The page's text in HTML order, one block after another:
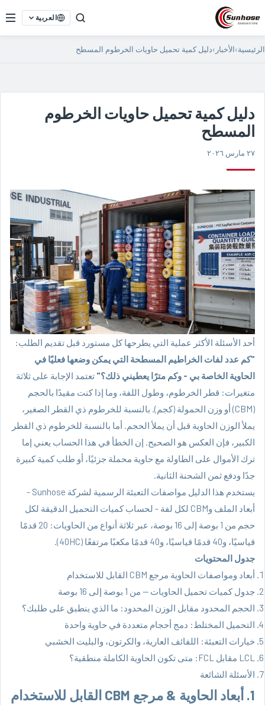
العربية
الرئيسية›الأخبار ›دليل كمية تحميل حاويات الخرطوم المسطح
دليل كمية تحميل حاويات الخرطوم
المسطح
٢٧ مارس ٢٠٢٦
أحد الأسئلة الأكثر عملية التي يطرحها كل مستورد قبل تقديم الطلب:
"كم عدد لفات الخراطيم المسطحة التي يمكن وضعها فعليًا في
الحاوية الخاصة بي - وكم مترًا يعطيني ذلك؟" تعتمد الإجابة على ثلاثة
متغيرات: قطر الخرطوم، وطول اللفة، وما إذا كنت مقيدًا بالحجم
(CBM) أو وزن الحمولة (كجم). بالنسبة للخرطوم ذي القطر الصغير،
يملأ الوزن الحاوية قبل أن يملأ الحجم. أما بالنسبة للخرطوم ذي القطر
الكبير، فإن العكس هو الصحيح. إن الخطأ في هذا الحساب يعني إما
ترك الأموال على الطاولة مع حاوية محملة جزئيًا، أو طلب كمية كبيرة
جدًا ودفع ثمن الشحنة الثانية.
يستخدم هذا الدليل مواصفات التعبئة الرسمية لشركة Sunhose -
أبعاد الملف وCBM لكل لفة - لحساب كميات التحميل الدقيقة لكل
حجم من 1 بوصة إلى 16 بوصة، عبر ثلاثة أنواع من الحاويات: 20 قدمًا
قياسيًا، و40 قدمًا قياسيًا، و40 قدمًا مكعبًا مرتفعًا (40HC).
جدول المحتويات
أبعاد ومواصفات الحاوية مرجع CBM القابل للاستخدام
جدول كميات تحميل الحاويات — من 1 بوصة إلى 16 بوصة
الحجم المحدود مقابل الوزن المحدود: ما الذي ينطبق على طلبك؟
التحميل المختلط: دمج أحجام متعددة في حاوية واحدة
خيارات التعبئة: اللفائف العارية، والكرتون، والبليت الخشبي
LCL مقابل FCL: متى تكون الحاوية الكاملة منطقية؟
الأسئلة الشائعة
1. أبعاد الحاوية & مرجع CBM القابل للاستخدام